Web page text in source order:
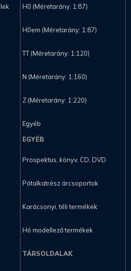
H0 (Méretarány: 1:87)
H0em (Méretarány: 1:87)
TT (Méretarány: 1:120)
N (Méretarány: 1:160)
Z (Méretarány: 1:220)
Egyéb
EGYÉB
Prospektus, könyv, CD, DVD
Pótalkatrész árcsoportok
Karácsonyi, téli termékek
Hó modellező termékek
TÁRSOLDALAK